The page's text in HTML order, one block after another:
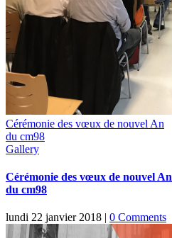
Cérémonie des vœux de nouvel An
du cm98
Gallery
Cérémonie des vœux de nouvel An
du cm98
lundi 22 janvier 2018 | 0 Comments
Area
Top